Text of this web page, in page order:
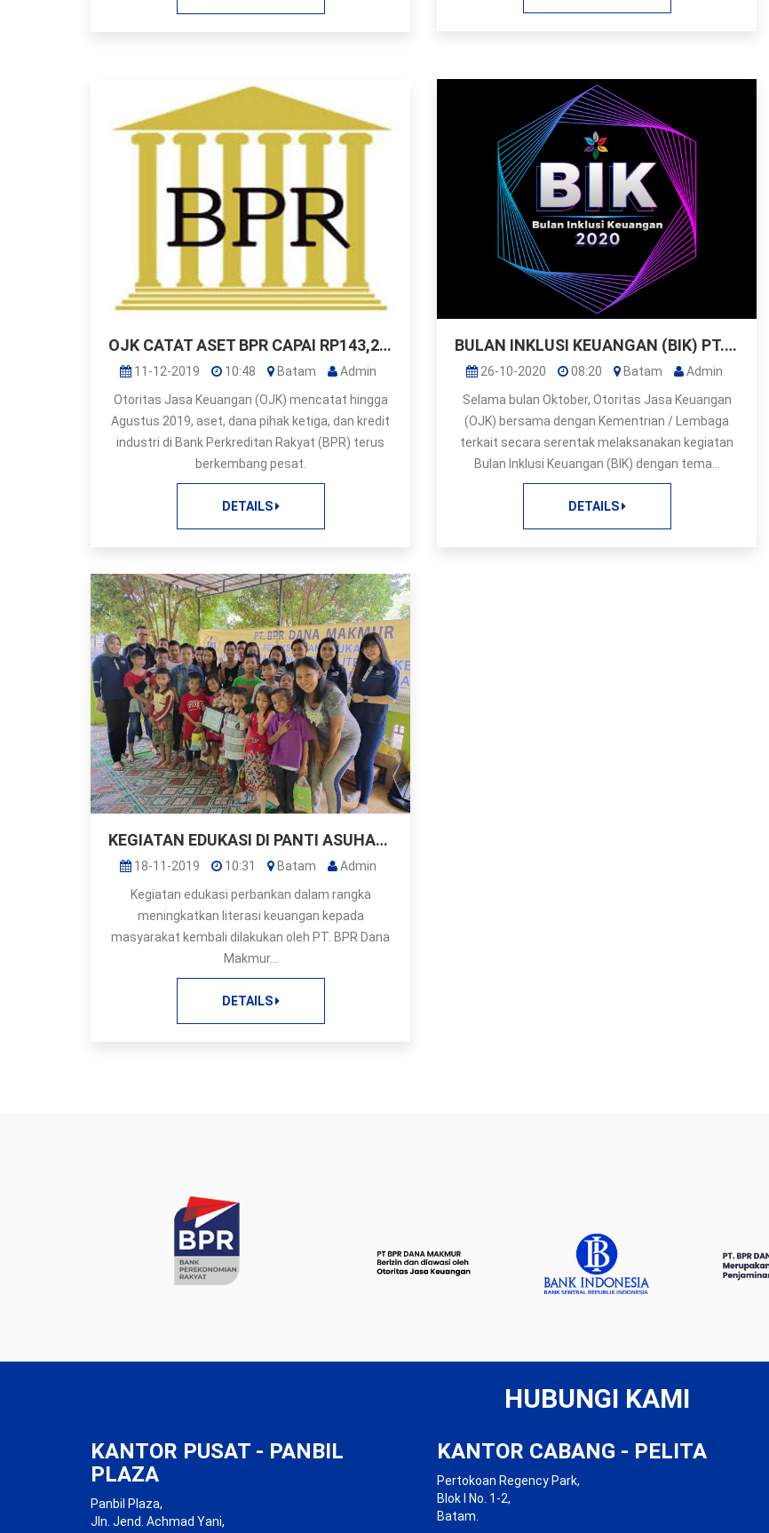
OJK CATAT ASET BPR CAPAI RP143,2 TRILIUN
11-12-2019 10:48 Batam
Admin
Otoritas Jasa Keuangan (OJK) mencatat hingga
Agustus 2019, aset, dana pihak ketiga, dan kredit
industri di Bank Perkreditan Rakyat (BPR) terus
berkembang pesat.
DETAILS
BULAN INKLUSI KEUANGAN (BIK) PT. BPR DANA MAKMUR
26-10-2020 08:20 Batam
Admin
Selama bulan Oktober, Otoritas Jasa Keuangan
(OJK) bersama dengan Kementrian / Lembaga
terkait secara serentak melaksanakan kegiatan
Bulan Inklusi Keuangan (BIK) dengan tema...
DETAILS
KEGIATAN EDUKASI DI PANTI ASUHAN AGAPE OLEH PT. BPR DANA MAKMUR
18-11-2019 10:31 Batam
Admin
Kegiatan edukasi perbankan dalam rangka
meningkatkan literasi keuangan kepada
masyarakat kembali dilakukan oleh PT. BPR Dana
Makmur...
DETAILS
HUBUNGI KAMI
KANTOR PUSAT - PANBIL
PLAZA
Panbil Plaza,
Jln. Jend. Achmad Yani,
KANTOR CABANG - PELITA
Pertokoan Regency Park,
Blok I No. 1-2,
Batam.